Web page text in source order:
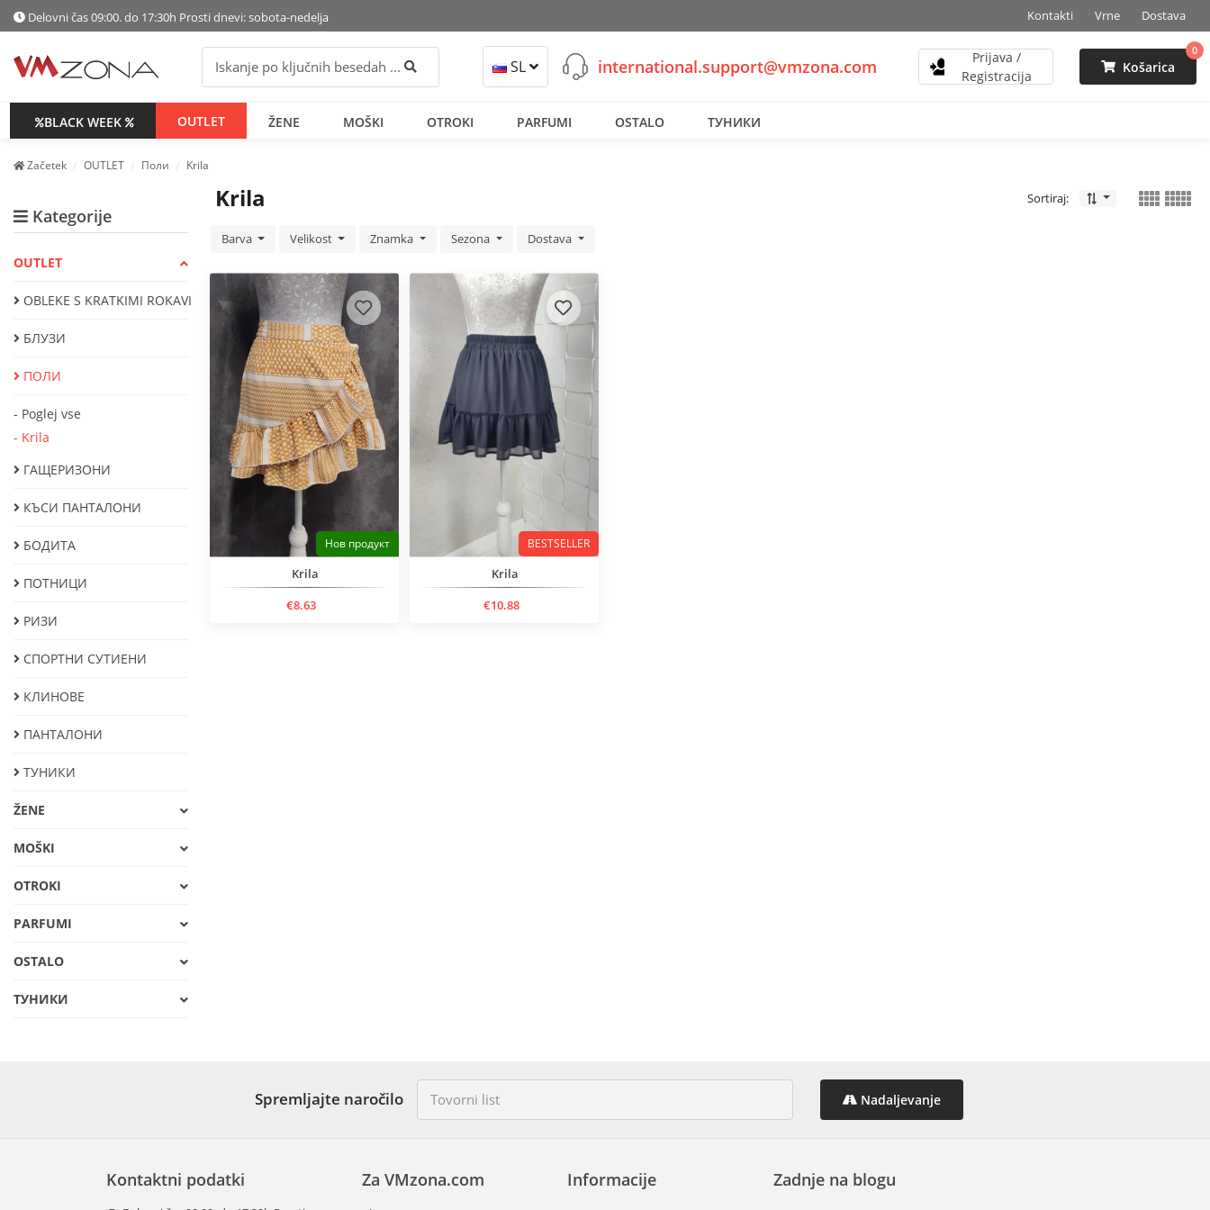
Delovni čas 09:00. do 17:30h Prosti dnevi: sobota-nedelja Kontakti Vrne Dostava
Išči SL international.support@vmzona.com
Prijava /
Registracija
Košarica
0
BLACK WEEK OUTLET ŽENE MOŠKI OTROKI PARFUMI OSTALO ТУНИКИ
Začetek OUTLET Поли Krila
Kategorije
OUTLET
OBLEKE S KRATKIMI ROKAVI
БЛУЗИ
ПОЛИ
- Poglej vse
- Krila
ГАЩЕРИЗОНИ
КЪСИ ПАНТАЛОНИ
БОДИТА
ПОТНИЦИ
РИЗИ
СПОРТНИ СУТИЕНИ
КЛИНОВЕ
ПАНТАЛОНИ
ТУНИКИ
ŽENE
MOŠKI
OTROKI
PARFUMI
OSTALO
ТУНИКИ
Krila Sortiraj:
Barva Velikost Znamka Sezona Dostava
Нов продукт
Krila
€8.63
BESTSELLER
Krila
€10.88
Spremljajte naročilo Nadaljevanje
Kontaktni podatki Informacije
Za VMzona.com Zadnje na blogu